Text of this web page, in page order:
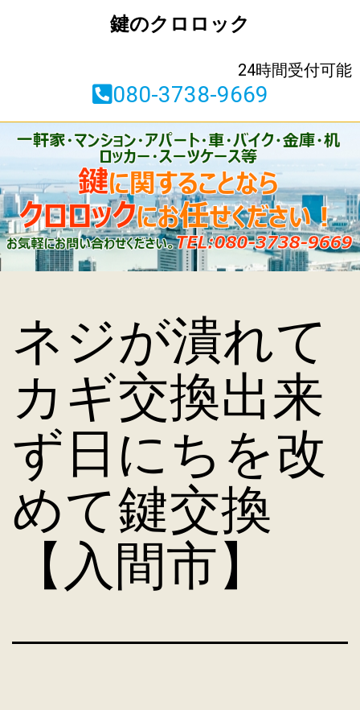
鍵のクロロック
24時間受付可能
080-3738-9669
ネジが潰れて
カギ交換出来
ず日にちを改
めて鍵交換
【入間市】